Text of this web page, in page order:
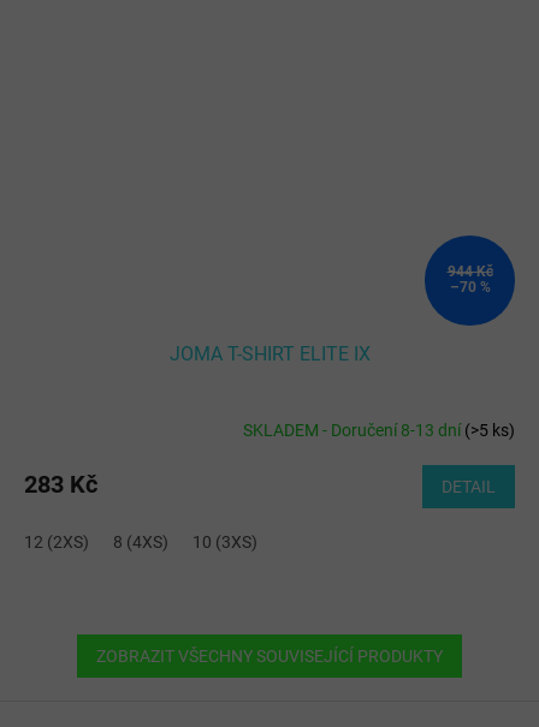
944 Kč
–70 %
JOMA T-SHIRT ELITE IX
SKLADEM - Doručení 8-13 dní(>5 ks)
283 Kč DETAIL
12 (2XS) 8 (4XS) 10 (3XS)
ZOBRAZIT VŠECHNY SOUVISEJÍCÍ PRODUKTY